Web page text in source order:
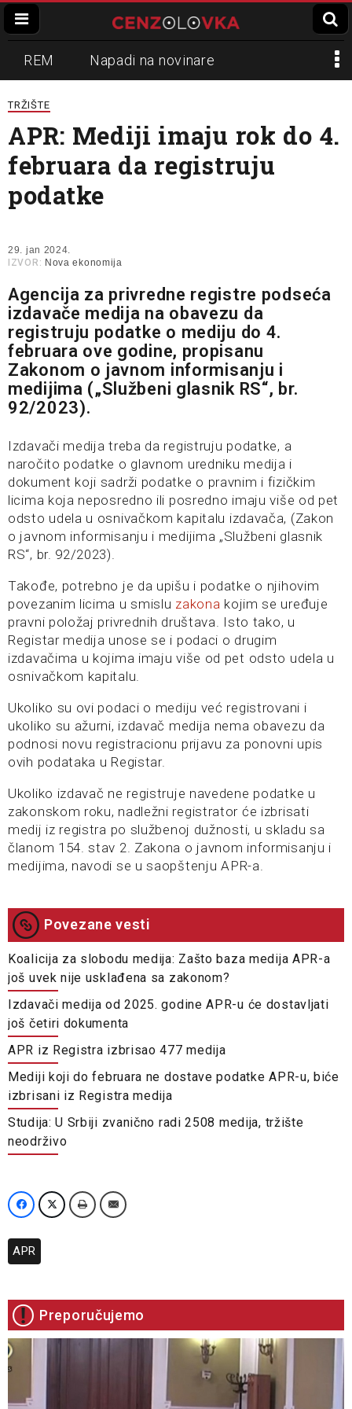
REM Napadi na novinare
Zvučni top
Propaganda Lokalni mediji
Informer Slavko Ćuruvija
TRŽIŠTE
APR: Mediji imaju rok do 4.
februara da registruju
podatke
29. jan 2024.
IZVOR: Nova ekonomija
Agencija za privredne registre podseća
izdavače medija na obavezu da
registruju podatke o mediju do 4.
februara ove godine, propisanu
Zakonom o javnom informisanju i
medijima („Službeni glasnik RS“, br.
92/2023).
Izdavači medija treba da registruju podatke, a
naročito podatke o glavnom uredniku medija i
dokument koji sadrži podatke o pravnim i fizičkim
licima koja neposredno ili posredno imaju više od pet
odsto udela u osnivačkom kapitalu izdavača, (Zakon
o javnom informisanju i medijima „Službeni glasnik
RS“, br. 92/2023).
Takođe, potrebno je da upišu i podatke o njihovim
povezanim licima u smislu zakona kojim se uređuje
pravni položaj privrednih društava. Isto tako, u
Registar medija unose se i podaci o drugim
izdavačima u kojima imaju više od pet odsto udela u
osnivačkom kapitalu.
Ukoliko su ovi podaci o mediju već registrovani i
ukoliko su ažurni, izdavač medija nema obavezu da
podnosi novu registracionu prijavu za ponovni upis
ovih podataka u Registar.
Ukoliko izdavač ne registruje navedene podatke u
zakonskom roku, nadležni registrator će izbrisati
medij iz registra po službenoj dužnosti, u skladu sa
članom 154. stav 2. Zakona o javnom informisanju i
medijima, navodi se u saopštenju APR-a.
Povezane vesti
Koalicija za slobodu medija: Zašto baza medija APR-a
još uvek nije usklađena sa zakonom?
Izdavači medija od 2025. godine APR-u će dostavljati
još četiri dokumenta
APR iz Registra izbrisao 477 medija
Mediji koji do februara ne dostave podatke APR-u, biće
izbrisani iz Registra medija
Studija: U Srbiji zvanično radi 2508 medija, tržište
neodrživo
APR
Preporučujemo